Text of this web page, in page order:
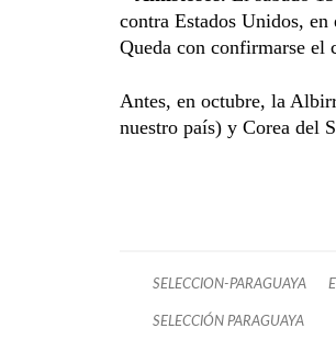
contra Estados Unidos,
Queda con confirmarse el
Antes, en octubre, la
nuestro país) y Corea del
SELECCION-PARAGUAYA
SELECCIÓN PARAGUAYA